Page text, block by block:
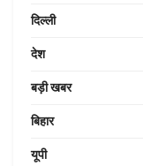
दिल्ली
देश
बड़ी खबर
बिहार
यूपी